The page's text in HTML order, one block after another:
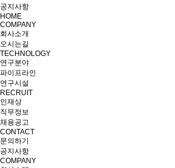
공지사항
HOME
COMPANY
회사소개
오시는길
TECHNOLOGY
연구분야
파이프라인
연구시설
RECRUIT
인재상
직무정보
채용공고
CONTACT
문의하기
공지사항
COMPANY